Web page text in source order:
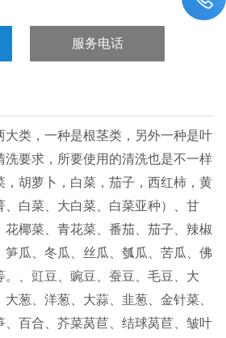
率低；可安装于流水线上，自动化生
，毛刷选择柔软优质食品级尼龙丝制
形，更易清洗掉皱褶内的污物
服务电话
大类，一种是根茎类，另外一种是叶
洗要求，所要使用的清洗也是不一样
，胡萝卜，白菜，茄子，西红柿，黄
、白菜、大白菜、白菜亚种）、甘
花椰菜、青花菜、番茄、茄子、辣椒
笋瓜、冬瓜、丝瓜、瓠瓜、苦瓜、佛
。、豇豆、豌豆、蚕豆、毛豆、大
葱、洋葱、大蒜、韭葱、金针菜、
、百合、芥菜莴苣、结球莴苣、皱叶